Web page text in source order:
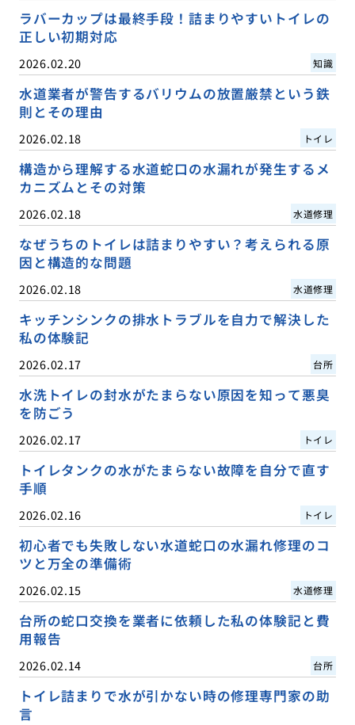
ラバーカップは最終手段！詰まりやすいトイレの
正しい初期対応
2026.02.20 知識
水道業者が警告するバリウムの放置厳禁という鉄
則とその理由
2026.02.18 トイレ
構造から理解する水道蛇口の水漏れが発生するメ
カニズムとその対策
2026.02.18 水道修理
なぜうちのトイレは詰まりやすい？考えられる原
因と構造的な問題
2026.02.18 水道修理
キッチンシンクの排水トラブルを自力で解決した
私の体験記
2026.02.17 台所
水洗トイレの封水がたまらない原因を知って悪臭
を防ごう
2026.02.17 トイレ
トイレタンクの水がたまらない故障を自分で直す
手順
2026.02.16 トイレ
初心者でも失敗しない水道蛇口の水漏れ修理のコ
ツと万全の準備術
2026.02.15 水道修理
台所の蛇口交換を業者に依頼した私の体験記と費
用報告
2026.02.14 台所
トイレ詰まりで水が引かない時の修理専門家の助
言